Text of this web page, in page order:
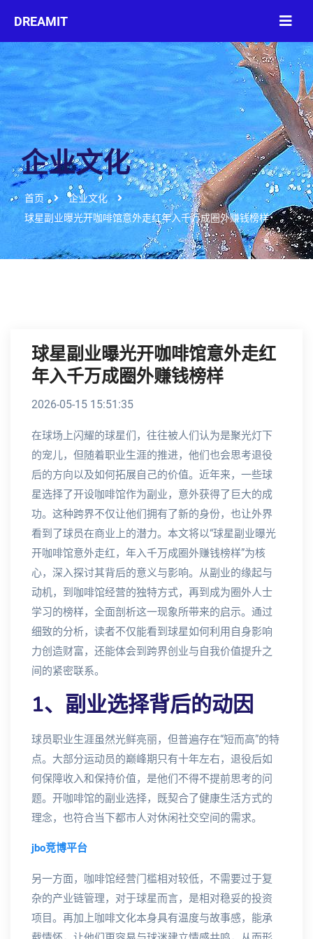
企业文化
首页
企业文化
球星副业曝光开咖啡馆意外走红年入千万成圈外赚钱榜样
球星副业曝光开咖啡馆意外走红
年入千万成圈外赚钱榜样
2026-05-15 15:51:35
在球场上闪耀的球星们，往往被人们认为是聚光灯下
的宠儿，但随着职业生涯的推进，他们也会思考退役
后的方向以及如何拓展自己的价值。近年来，一些球
星选择了开设咖啡馆作为副业，意外获得了巨大的成
功。这种跨界不仅让他们拥有了新的身份，也让外界
看到了球员在商业上的潜力。本文将以“球星副业曝光
开咖啡馆意外走红，年入千万成圈外赚钱榜样”为核
心，深入探讨其背后的意义与影响。从副业的缘起与
动机，到咖啡馆经营的独特方式，再到成为圈外人士
学习的榜样，全面剖析这一现象所带来的启示。通过
细致的分析，读者不仅能看到球星如何利用自身影响
力创造财富，还能体会到跨界创业与自我价值提升之
间的紧密联系。
1、副业选择背后的动因
球员职业生涯虽然光鲜亮丽，但普遍存在“短而高”的特
点。大部分运动员的巅峰期只有十年左右，退役后如
何保障收入和保持价值，是他们不得不提前思考的问
题。开咖啡馆的副业选择，既契合了健康生活方式的
理念，也符合当下都市人对休闲社交空间的需求。
jbo竞博平台
另一方面，咖啡馆经营门槛相对较低，不需要过于复
杂的产业链管理，对于球星而言，是相对稳妥的投资
项目。再加上咖啡文化本身具有温度与故事感，能承